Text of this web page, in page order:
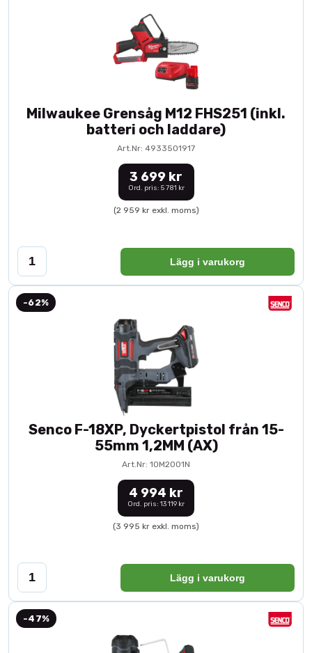
Milwaukee Grensåg M12 FHS251 (inkl.
batteri och laddare)
Art.Nr: 4933501917
3 699 kr
Ord. pris: 5 781 kr
(2 959 kr exkl. moms)
Lägg i varukorg
-62%
Senco F-18XP, Dyckertpistol från 15-
55mm 1,2MM (AX)
Art.Nr: 10M2001N
4 994 kr
Ord. pris: 13 119 kr
(3 995 kr exkl. moms)
Lägg i varukorg
-47%